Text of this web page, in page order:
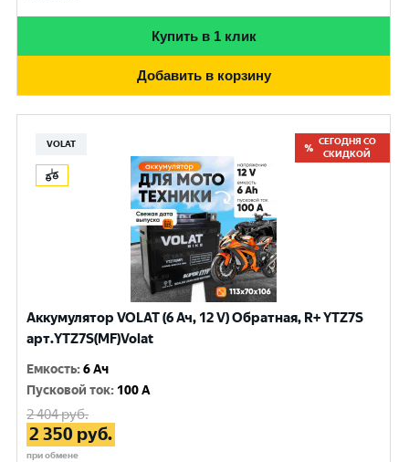
Купить в 1 клик
Добавить в корзину
VOLAT
СЕГОДНЯ СО
СКИДКОЙ
Аккумулятор VOLAT (6 Ач, 12 V) Обратная, R+ YTZ7S
арт.YTZ7S(MF)Volat
Емкость:6 Ач
Пусковой ток: 100 A
2 404руб.
2 350 руб.
при обмене